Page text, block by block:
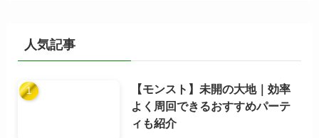
人気記事
【モンスト】未開の大地｜効率
よく周回できるおすすめパーテ
ィも紹介